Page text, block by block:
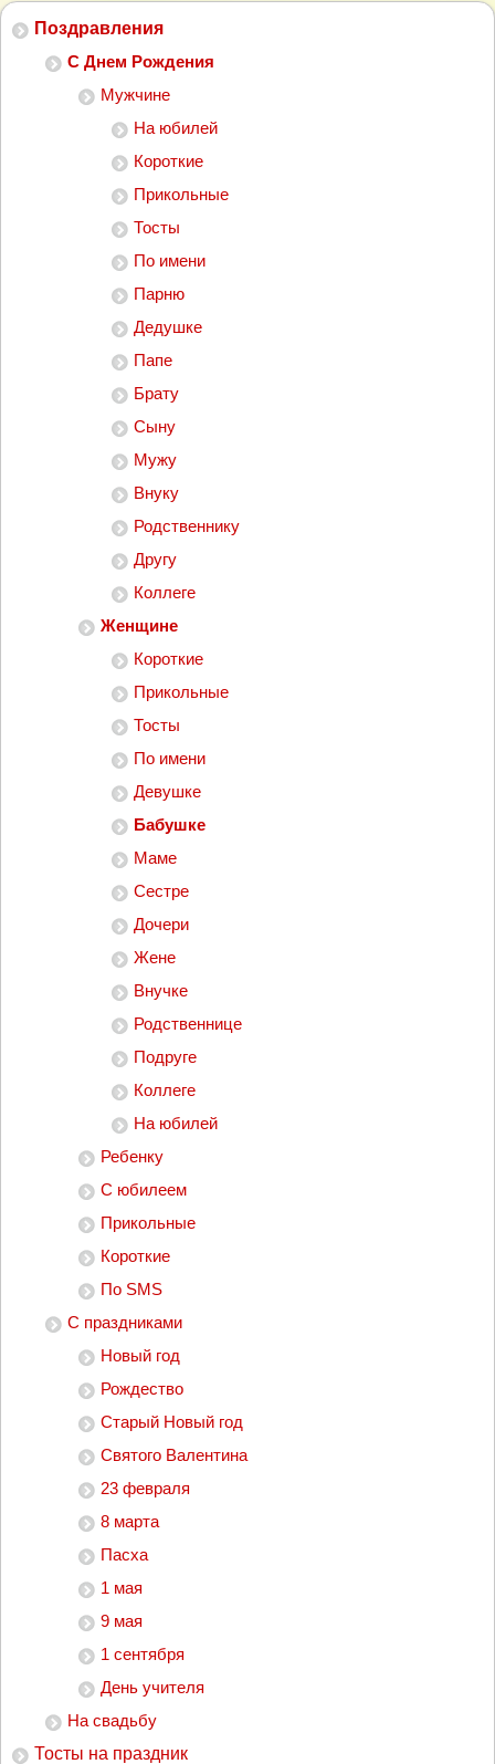
Поздравления
С Днем Рождения
Мужчине
На юбилей
Короткие
Прикольные
Тосты
По имени
Парню
Дедушке
Папе
Брату
Сыну
Мужу
Внуку
Родственнику
Другу
Коллеге
Женщине
Короткие
Прикольные
Тосты
По имени
Девушке
Бабушке
Маме
Сестре
Дочери
Жене
Внучке
Родственнице
Подруге
Коллеге
На юбилей
Ребенку
С юбилеем
Прикольные
Короткие
По SMS
С праздниками
Новый год
Рождество
Старый Новый год
Святого Валентина
23 февраля
8 марта
Пасха
1 мая
9 мая
1 сентября
День учителя
На свадьбу
Тосты на праздник